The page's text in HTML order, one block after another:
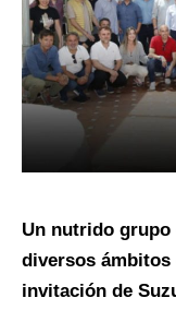
Un nutrido grupo
diversos ámbitos
invitación de